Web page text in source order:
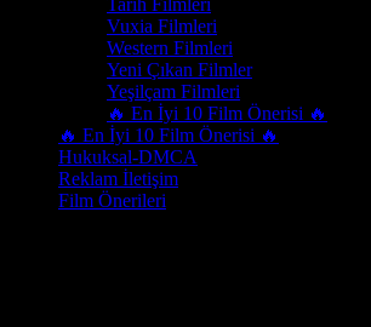
Tarih Filmleri
Vuxia Filmleri
Western Filmleri
Yeni Çıkan Filmler
Yeşilçam Filmleri
🔥 En İyi 10 Film Önerisi 🔥
🔥 En İyi 10 Film Önerisi 🔥
Hukuksal-DMCA
Reklam İletişim
Film Önerileri